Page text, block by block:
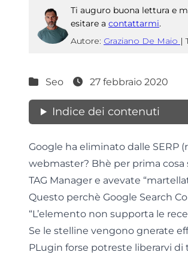
Ti auguro buona lettura e
esitare a contattarmi.
Autore: Graziano De Maio |
Seo 27 febbraio 2020
Indice dei contenuti
Google ha eliminato dalle SERP
webmaster? Bhè per prima
TAG Manager e avevate
Questo perchè Google Search
“L’elemento non supporta le
Se le stelline vengono gnerate
PLugin forse potreste liberarvi